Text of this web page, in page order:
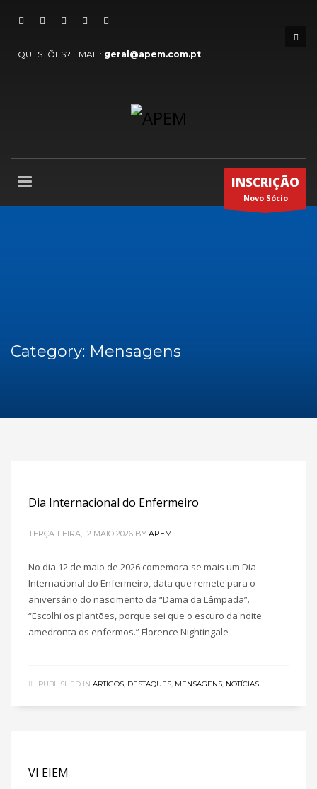
QUESTÕES? EMAIL: geral@apem.com.pt
INSCRIÇÃO
Novo Sócio
Category: Mensagens
Dia Internacional do Enfermeiro
TERÇA-FEIRA, 12 MAIO 2026 BY APEM
No dia 12 de maio de 2026 comemora-se mais um Dia
Internacional do Enfermeiro, data que remete para o
aniversário do nascimento da “Dama da Lâmpada”.
“Escolhi os plantões, porque sei que o escuro da noite
amedronta os enfermos.” Florence Nightingale
PUBLISHED IN ARTIGOS, DESTAQUES, MENSAGENS, NOTÍCIAS
VI EIEM